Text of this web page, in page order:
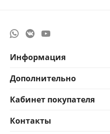
Информация
Дополнительно
Кабинет покупателя
Контакты